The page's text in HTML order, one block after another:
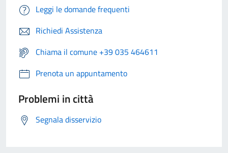
Leggi le domande frequenti
Richiedi Assistenza
Chiama il comune +39 035 464611
Prenota un appuntamento
Problemi in città
Segnala disservizio